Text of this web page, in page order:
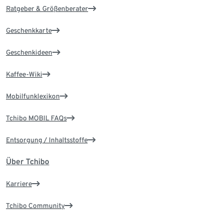
Ratgeber & Größenberater
Geschenkkarte
Geschenkideen
Kaffee-Wiki
Mobilfunklexikon
Tchibo MOBIL FAQs
Entsorgung / Inhaltsstoffe
Über Tchibo
Karriere
Tchibo Community